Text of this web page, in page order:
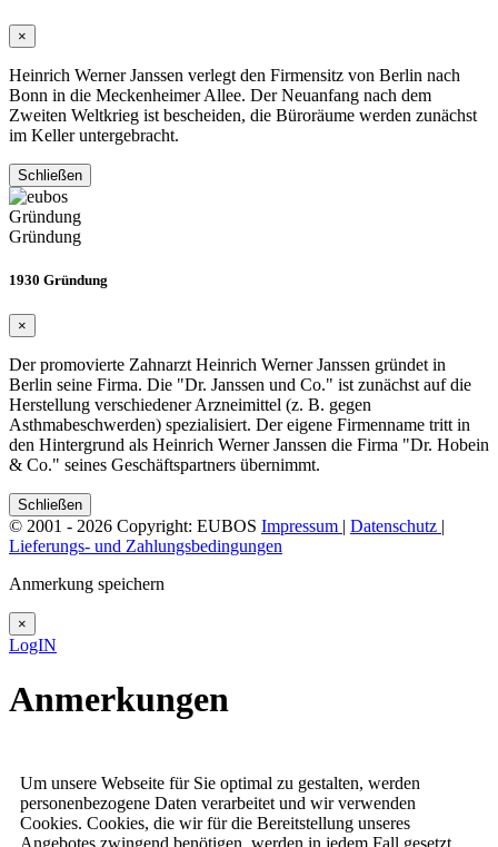
×
Heinrich Werner Janssen verlegt den Firmensitz von Berlin nach
Bonn in die Meckenheimer Allee. Der Neuanfang nach dem
Zweiten Weltkrieg ist bescheiden, die Büroräume werden zunächst
im Keller untergebracht.
Schließen
Gründung
Gründung
1930 Gründung
×
Der promovierte Zahnarzt Heinrich Werner Janssen gründet in
Berlin seine Firma. Die "Dr. Janssen und Co." ist zunächst auf die
Herstellung verschiedener Arzneimittel (z. B. gegen
Asthmabeschwerden) spezialisiert. Der eigene Firmenname tritt in
den Hintergrund als Heinrich Werner Janssen die Firma "Dr. Hobein
& Co." seines Geschäftspartners übernimmt.
Schließen
© 2001 - 2026 Copyright: EUBOS Impressum | Datenschutz |
Lieferungs- und Zahlungsbedingungen
Anmerkung speichern
×
LogIN
Anmerkungen
Um unsere Webseite für Sie optimal zu gestalten, werden
personenbezogene Daten verarbeitet und wir verwenden
Cookies. Cookies, die wir für die Bereitstellung unseres
Angebotes zwingend benötigen, werden in jedem Fall gesetzt.